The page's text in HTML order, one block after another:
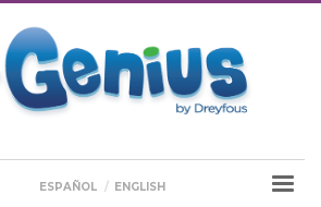
ESPAÑOL ENGLISH